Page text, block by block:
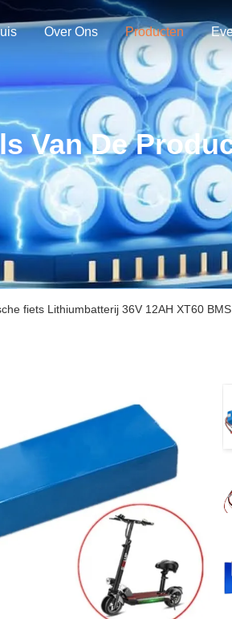
Over Ons Producten
Van De
fiets Lithiumbatterij 36V 12AH XT60